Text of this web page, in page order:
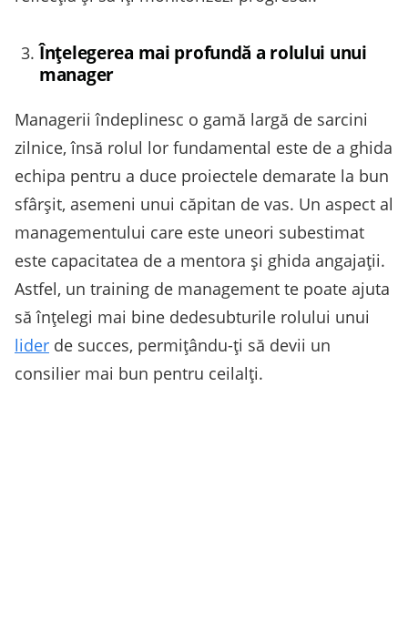
Înțelegerea mai profundă a rolului unui
manager
Managerii îndeplinesc o gamă largă de sarcini
zilnice, însă rolul lor fundamental este de a ghida
echipa pentru a duce proiectele demarate la bun
sfârșit, asemeni unui căpitan de vas. Un aspect al
managementului care este uneori subestimat
este capacitatea de a mentora și ghida angajații.
Astfel, un training de management te poate ajuta
să înțelegi mai bine dedesubturile rolului unui
lider de succes, permițându-ți să devii un
consilier mai bun pentru ceilalți.